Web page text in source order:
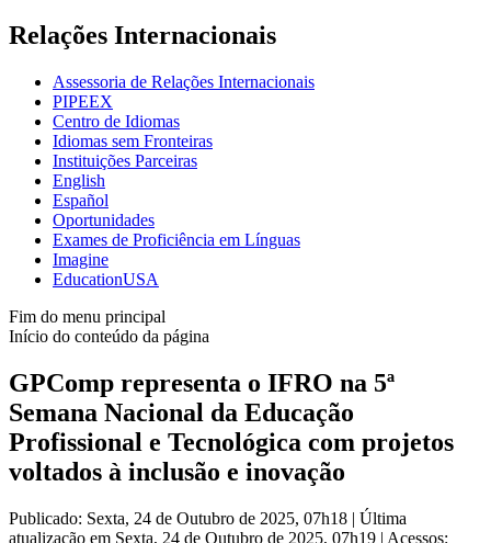
Relações Internacionais
Assessoria de Relações Internacionais
PIPEEX
Centro de Idiomas
Idiomas sem Fronteiras
Instituições Parceiras
English
Español
Oportunidades
Exames de Proficiência em Línguas
Imagine
EducationUSA
Fim do menu principal
Início do conteúdo da página
GPComp representa o IFRO na 5ª
Semana Nacional da Educação
Profissional e Tecnológica com projetos
voltados à inclusão e inovação
Publicado: Sexta, 24 de Outubro de 2025, 07h18 | Última
atualização em Sexta, 24 de Outubro de 2025, 07h19 | Acessos: